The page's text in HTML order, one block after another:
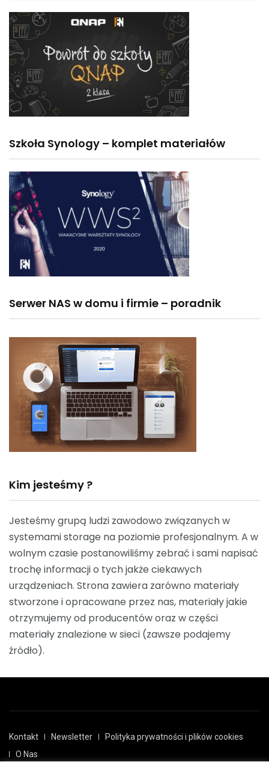
Szkoła Synology – komplet materiałów
Serwer NAS w domu i firmie – poradnik
Kim jesteśmy ?
Jesteśmy grupą ludzi zawodowo związanych w
systemami storage na poziomie profesjonalnym. A w
wolnym czasie postanowiliśmy zebrać i sami napisać
trochę informacji o tych jakże ciekawych
urządzeniach. Strona zawiera zarówno materiały
stworzone i opracowane przez nas, materiały jakie
otrzymujemy od producentów oraz w części
materiały znalezione w sieci (zawsze podajemy
źródło).
Kontakt Newsletter
Polityka prywatności i plików cookies
O Nas